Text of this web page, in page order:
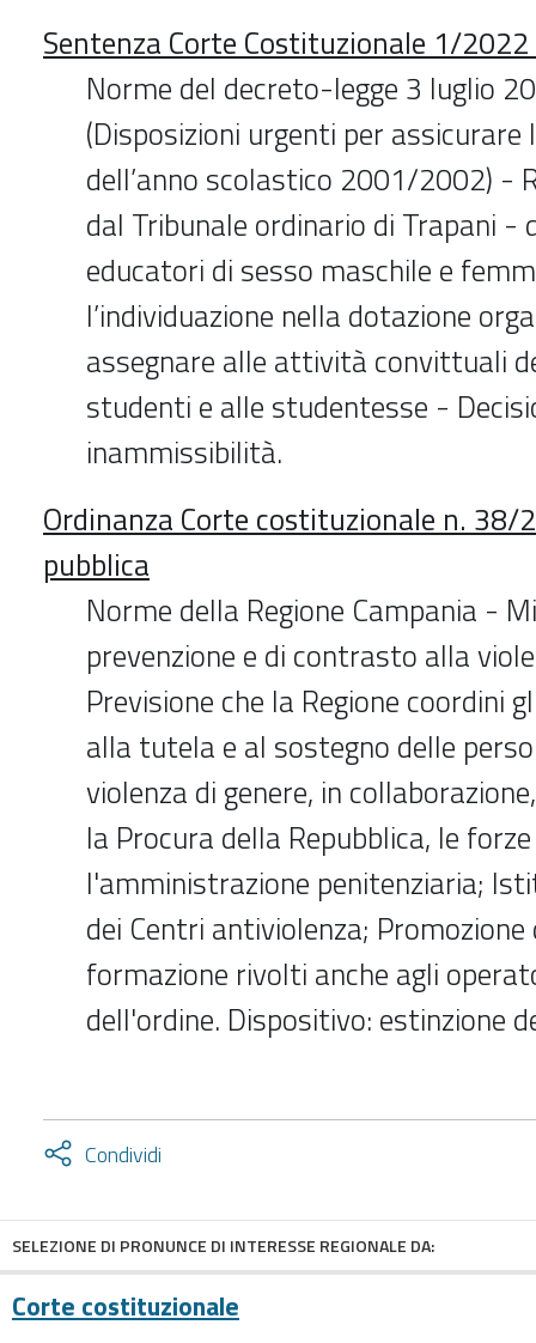
Sentenza Corte Costituzionale 1/
Norme del decreto-legge 3 luglio
(Disposizioni urgenti per assicurare
dell’anno scolastico 2001/2002) -
dal Tribunale ordinario di Trapani -
educatori di sesso maschile e
l’individuazione nella dotazione
assegnare alle attività convittuali
studenti e alle studentesse -
inammissibilità.
Ordinanza Corte costituzionale n. 38/
pubblica
Norme della Regione Campania -
prevenzione e di contrasto alla
Previsione che la Regione coordini
alla tutela e al sostegno delle
violenza di genere, in
la Procura della Repubblica, le
l'amministrazione penitenziaria;
dei Centri antiviolenza; Promozione
formazione rivolti anche agli
dell'ordine. Dispositivo: estinzione
Condividi
Attiva
SELEZIONE DI PRONUNCE DI INTERESSE REGIONALE DA:
Corte costituzionale